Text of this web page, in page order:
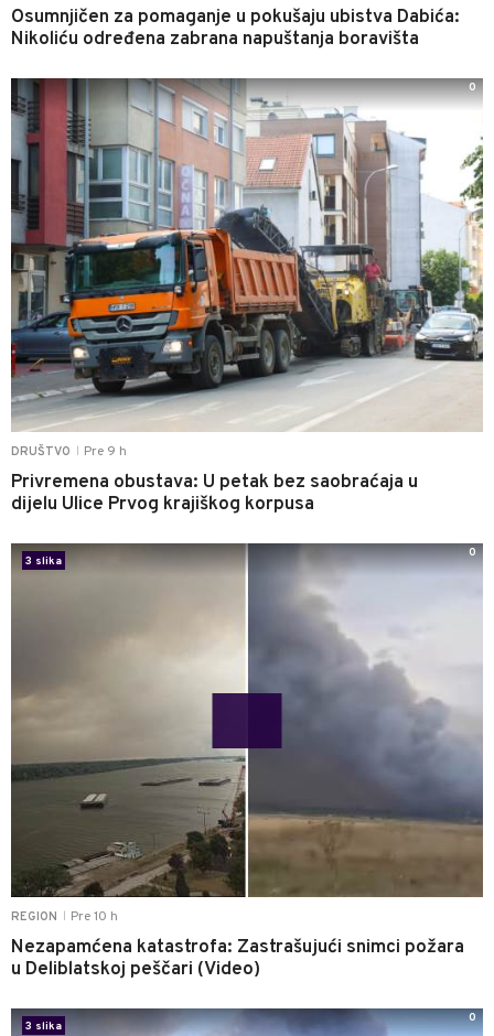
Osumnjičen za pomaganje u pokušaju ubistva Dabića:
Nikoliću određena zabrana napuštanja boravišta
DRUŠTVO Pre 9 h
Privremena obustava: U petak bez saobraćaja u
dijelu Ulice Prvog krajiškog korpusa
0
REGION Pre 10 h
Nezapamćena katastrofa: Zastrašujući snimci požara
u Deliblatskoj peščari (Video)
3 slika
0
3 slika
0